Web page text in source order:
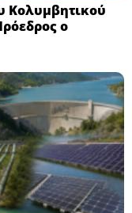
Κολυμβητικού
ο